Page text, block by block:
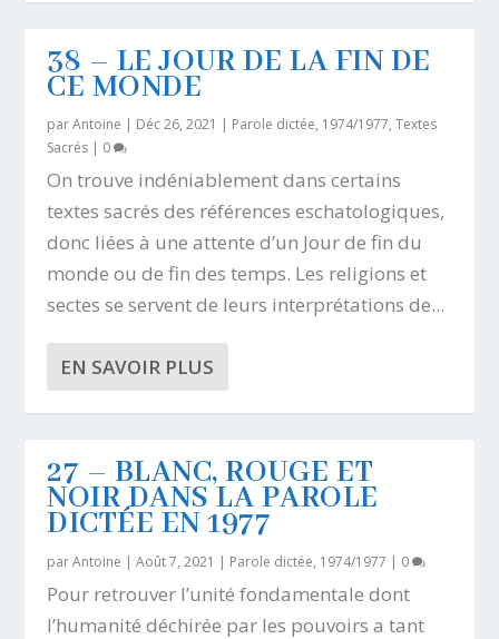
38 – LE JOUR DE LA FIN DE
CE MONDE
parAntoine | Déc 26, 2021 | Parole dictée, 1974/1977,Textes
Sacrés | 0
On trouve indéniablement dans certains
textes sacrés des références eschatologiques,
donc liées à une attente d’un Jour de fin du
monde ou de fin des temps. Les religions et
sectes se servent de leurs interprétations de...
EN SAVOIR PLUS
27 – BLANC, ROUGE ET
NOIR DANS LA PAROLE
DICTÉE EN 1977
parAntoine |Août 7, 2021 | Parole dictée, 1974/1977 | 0
Pour retrouver l’unité fondamentale dont
l’humanité déchirée par les pouvoirs a tant